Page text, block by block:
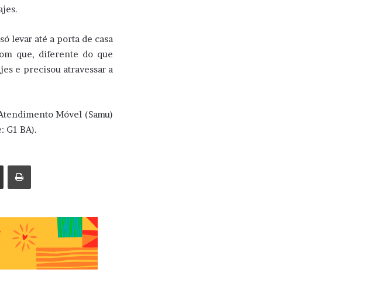
levar até a porta de casa
que, diferente do que
e precisou atravessar a
Móvel (Samu)
G1 BA).